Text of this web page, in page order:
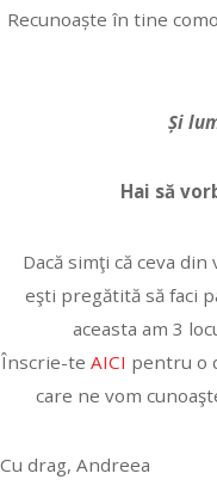
Recunoaște în tine
Și
Hai să
Dacă simţi că ceva
eşti pregătită să faci
aceasta am 3
Înscrie-te AICI pentru o
care ne vom
Cu drag, Andreea